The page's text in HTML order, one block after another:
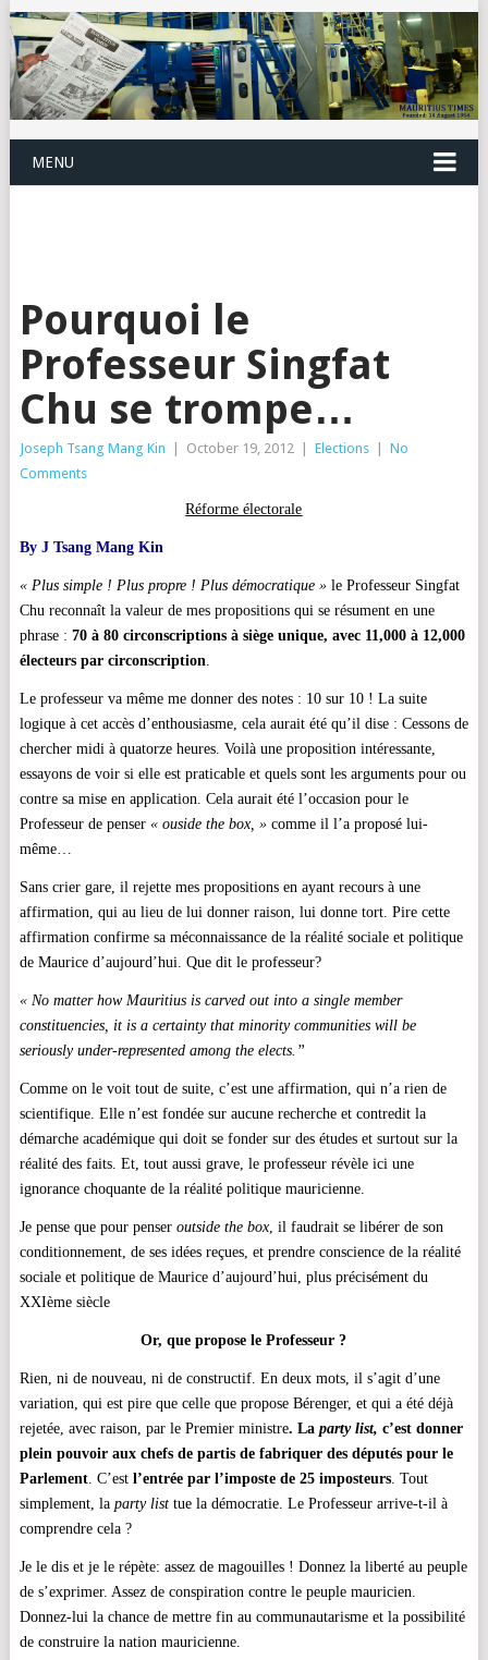
MENU
Pourquoi le
Professeur Singfat
Chu se trompe…
Joseph Tsang Mang Kin October 19, 2012 Elections
No
Comments
Réforme électorale
By J Tsang Mang Kin
« Plus simple ! Plus propre ! Plus démocratique »le Professeur Singfat
Chu reconnaît la valeur de mes propositions qui se résument en une
phrase : 70 à 80 circonscriptions à siège unique, avec 11,000 à 12,000
électeurs par circonscription
Le professeur va même me donner des notes : 10 sur 10 ! La suite
logique à cet accès d’enthousiasme, cela aurait été qu’il dise : Cessons de
chercher midi à quatorze heures. Voilà une proposition intéressante,
essayons de voir si elle est praticable et quels sont les arguments pour ou
contre sa mise en application. Cela aurait été l’occasion pour le
Professeur de penser« ouside the box, »comme il l’a proposé lui-
même…
Sans crier gare, il rejette mes propositions en ayant recours à une
affirmation, qui au lieu de lui donner raison, lui donne tort. Pire cette
affirmation confirme sa méconnaissance de la réalité sociale et politique
de Maurice d’aujourd’hui. Que dit le professeur?
« No matter how Mauritius is carved out into a single member
constituencies, it is a certainty that minority communities will be
seriously under-represented among the elects.”
Comme on le voit tout de suite, c’est une affirmation, qui n’a rien de
scientifique. Elle n’est fondée sur aucune recherche et contredit la
démarche académique qui doit se fonder sur des études et surtout sur la
réalité des faits. Et, tout aussi grave, le professeur révèle ici une
ignorance choquante de la réalité politique mauricienne.
Je pense que pour penser outside the box, il faudrait se libérer de son
conditionnement, de ses idées reçues, et prendre conscience de la réalité
sociale et politique de Maurice d’aujourd’hui, plus précisément du
XXIème siècle
Or, que propose le Professeur ?
Rien, ni de nouveau, ni de constructif. En deux mots, il s’agit d’une
variation, qui est pire que celle que propose Bérenger, et qui a été déjà
rejetée, avec raison, par le Premier ministre. La party list, c’est donner
plein pouvoir aux chefs de partis de fabriquer des députés pour le
Parlement. C’estl’entrée par l’imposte de 25 imposteurs. Tout
simplement, la party listtue la démocratie. Le Professeur arrive-t-il à
comprendre cela ?
Je le dis et je le répète: assez de magouilles ! Donnez la liberté au peuple
de s’exprimer. Assez de conspiration contre le peuple mauricien.
Donnez-lui la chance de mettre fin au communautarisme et la possibilité
de construire la nation mauricienne.